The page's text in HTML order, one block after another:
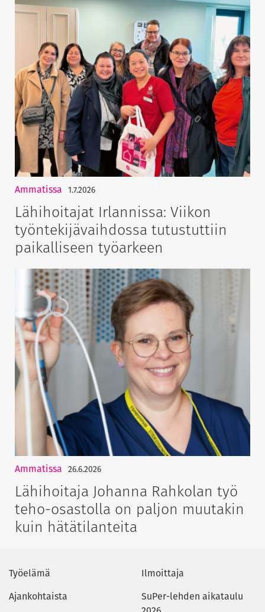
Ammatissa 1.7.2026
Lähihoitajat Irlannissa: Viikon
työntekijävaihdossa tutustuttiin
paikalliseen työarkeen
Ammatissa 26.6.2026
Lähihoitaja Johanna Rahkolan työ
teho-osastolla on paljon muutakin
kuin hätätilanteita
Työelämä
Ajankohtaista
Ilmoittaja
SuPer-lehden aikataulu